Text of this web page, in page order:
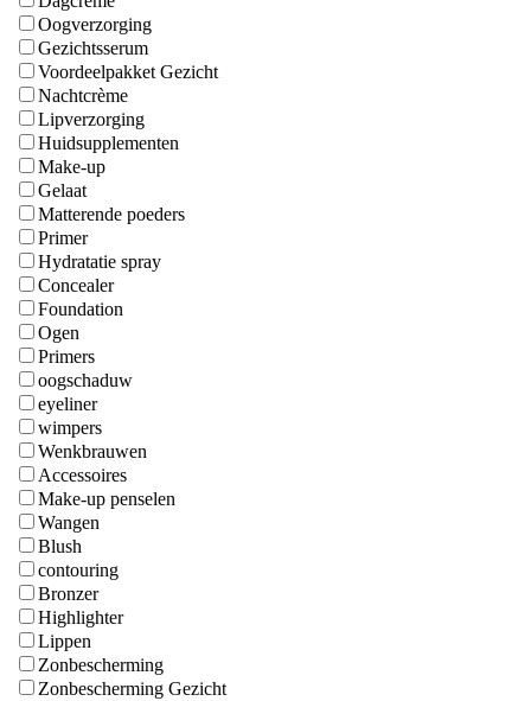
Oogverzorging
Gezichtsserum
Voordeelpakket Gezicht
Nachtcrème
Lipverzorging
Huidsupplementen
Make-up
Gelaat
Matterende poeders
Primer
Hydratatie spray
Concealer
Foundation
Ogen
Primers
oogschaduw
eyeliner
wimpers
Wenkbrauwen
Accessoires
Make-up penselen
Wangen
Blush
contouring
Bronzer
Highlighter
Lippen
Zonbescherming
Zonbescherming Gezicht